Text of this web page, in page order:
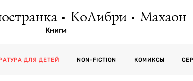
КоЛибри Махаон
Книги
ДЛЯ ДЕТЕЙ NON-FICTION КОМИКСЫ